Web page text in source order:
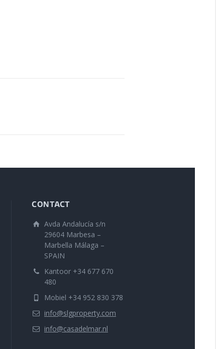
CONTACT
Avda Andalucía s/n
29604 Marbesa –
Marbella Málaga –
SPAIN
Kantoor +34 677 670
480
Mobiel +34 952 830 378
info@slgproperty.com
info@casadelmar.nl